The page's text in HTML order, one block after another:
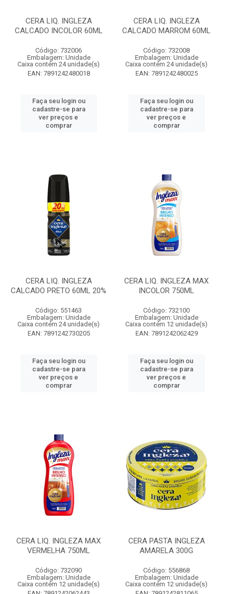
CERA LIQ. INGLEZA
CALCADO INCOLOR 60ML
Código: 732006
Embalagem: Unidade
Caixa contém 24 unidade(s)
EAN: 7891242480018
Faça seu login ou
cadastre-se para
ver preços e
comprar
CERA LIQ. INGLEZA
CALCADO MARROM 60ML
Código: 732008
Embalagem: Unidade
Caixa contém 24 unidade(s)
EAN: 7891242480025
Faça seu login ou
cadastre-se para
ver preços e
comprar
CERA LIQ. INGLEZA
CALCADO PRETO 60ML 20%
Código: 551463
Embalagem: Unidade
Caixa contém 24 unidade(s)
EAN: 7891242730205
Faça seu login ou
cadastre-se para
ver preços e
comprar
CERA LIQ. INGLEZA MAX
INCOLOR 750ML
Código: 732100
Embalagem: Unidade
Caixa contém 12 unidade(s)
EAN: 7891242062429
Faça seu login ou
cadastre-se para
ver preços e
comprar
CERA LIQ. INGLEZA MAX
VERMELHA 750ML
Código: 732090
Embalagem: Unidade
Caixa contém 12 unidade(s)
CERA PASTA INGLEZA
AMARELA 300G
Código: 556868
Embalagem: Unidade
Caixa contém 12 unidade(s)